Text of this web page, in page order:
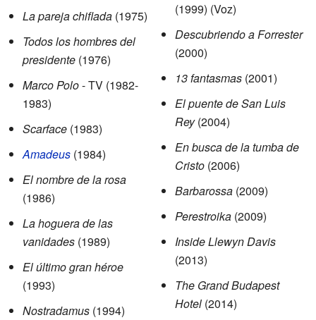
La pareja chiflada (1975)
Todos los hombres del
presidente (1976)
Marco Polo- TV (1982-
1983)
Scarface (1983)
Amadeus (1984)
El nombre de la rosa
(1986)
La hoguera de las
vanidades (1989)
El último gran héroe
(1993)
Nostradamus (1994)
(1999) (Voz)
Descubriendo a Forrester
(2000)
13 fantasmas (2001)
El puente de San Luis
Rey(2004)
En busca de la tumba de
Cristo (2006)
Barbarossa (2009)
Perestroika (2009)
Inside Llewyn Davis
(2013)
The Grand Budapest
Hotel (2014)